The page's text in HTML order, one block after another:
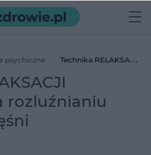
psychiczne
Technika RELAKSACJI
mięśni
rozluźnianiu